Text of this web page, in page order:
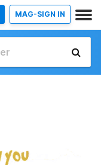
MAG-SIGN IN